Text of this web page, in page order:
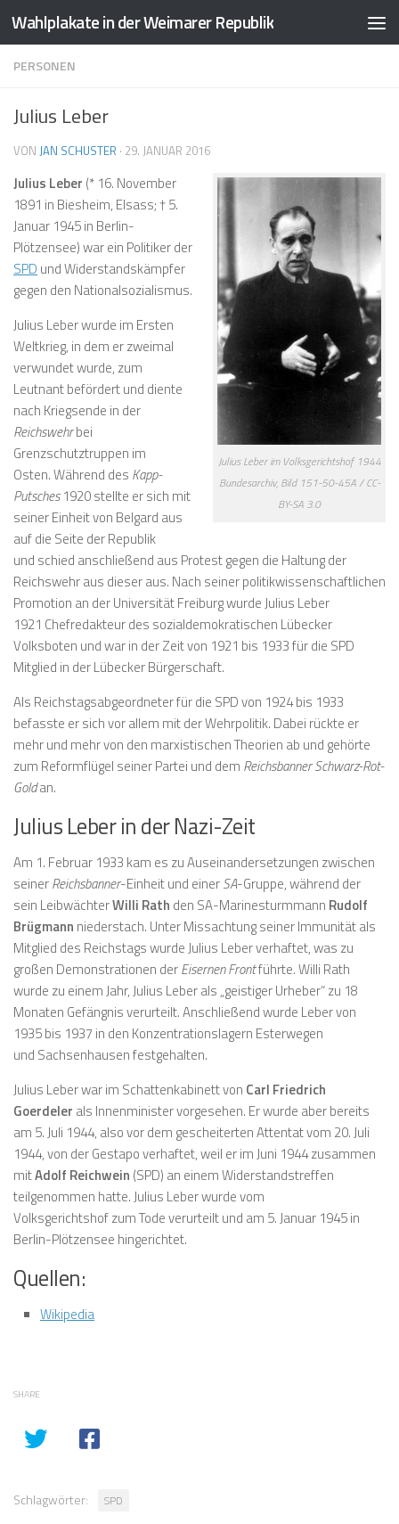
Zum Inhalt springen
Wahlplakate in der Weimarer Republik
PERSONEN
Julius Leber
VON JAN SCHUSTER · 29. JANUAR 2016
Julius Leber im Volksgerichtshof 1944
Bundesarchiv, Bild 151-50-45A / CC-
BY-SA 3.0
Julius Leber (* 16. November
1891 in Biesheim, Elsass; † 5.
Januar 1945 in Berlin-
Plötzensee) war ein Politiker der
SPD und Widerstandskämpfer
gegen den Nationalsozialismus.
Julius Leber wurde im Ersten
Weltkrieg, in dem er zweimal
verwundet wurde, zum
Leutnant befördert und diente
nach Kriegsende in der
Reichswehrbei
Grenzschutztruppen im
Osten. Während des Kapp-
Putsches1920 stellte er sich mit
seiner Einheit von Belgard aus
auf die Seite der Republik
und schied anschließend aus Protest gegen die Haltung der
Reichswehr aus dieser aus. Nach seiner politikwissenschaftlichen
Promotion an der Universität Freiburg wurde Julius Leber
1921 Chefredakteur des sozialdemokratischen Lübecker
Volksboten und war in der Zeit von 1921 bis 1933 für die SPD
Mitglied in der Lübecker Bürgerschaft.
Als Reichstagsabgeordneter für die SPD von 1924 bis 1933
befasste er sich vor allem mit der Wehrpolitik. Dabei rückte er
mehr und mehr von den marxistischen Theorien ab und gehörte
zum Reformflügel seiner Partei und dem Reichsbanner Schwarz-Rot-
Goldan.
Julius Leber in der Nazi-Zeit
Am 1. Februar 1933 kam es zu Auseinandersetzungen zwischen
seinerReichsbanner-Einheit und einerSA-Gruppe, während der
sein LeibwächterWilli Rath den SA-Marinesturmmann Rudolf
Brügmann niederstach. Unter Missachtung seiner Immunität als
Mitglied des Reichstags wurde Julius Leber verhaftet, was zu
großen Demonstrationen derEisernen Frontführte. Willi Rath
wurde zu einem Jahr, Julius Leber als „geistiger Urheber“ zu 18
Monaten Gefängnis verurteilt. Anschließend wurde Leber von
1935 bis 1937 in den Konzentrationslagern Esterwegen
und Sachsenhausen festgehalten.
Julius Leber war im Schattenkabinett von Carl Friedrich
Goerdeler als Innenminister vorgesehen. Er wurde aber bereits
am 5. Juli 1944, also vor dem gescheiterten Attentat vom 20. Juli
1944, von der Gestapo verhaftet, weil er im Juni 1944 zusammen
mitAdolf Reichwein (SPD) an einem Widerstandstreffen
teilgenommen hatte. Julius Leber wurde vom
Volksgerichtshof zum Tode verurteilt und am 5. Januar 1945 in
Berlin-Plötzensee hingerichtet.
Quellen:
Wikipedia
SHARE
Schlagwörter: SPD